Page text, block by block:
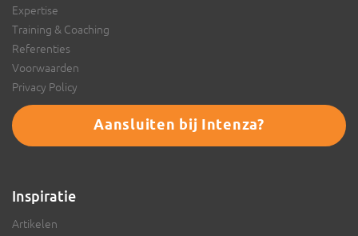
Expertise
Training & Coaching
Referenties
Voorwaarden
Privacy Policy
Aansluiten bij Intenza?
Inspiratie
Artikelen